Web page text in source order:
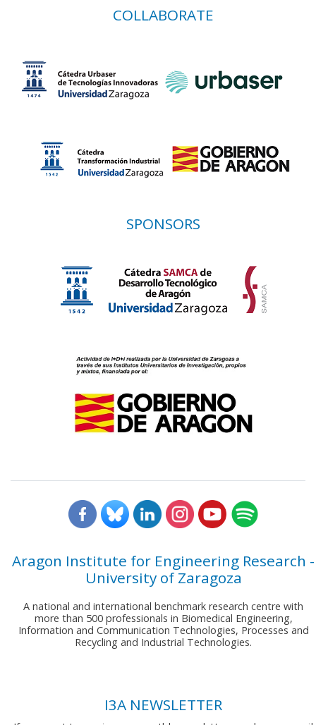
COLLABORATE
SPONSORS
Aragon Institute for Engineering Research -
University of Zaragoza
A national and international benchmark research centre with
more than 500 professionals in Biomedical Engineering,
Information and Communication Technologies, Processes and
Recycling and Industrial Technologies.
I3A NEWSLETTER